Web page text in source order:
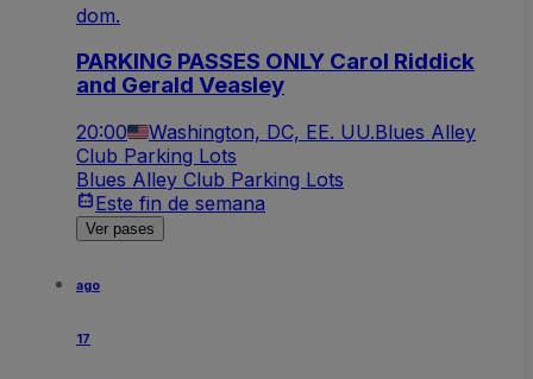
dom.
PARKING PASSES ONLY Carol Riddick
and Gerald Veasley
20:00 Washington, DC, EE. UU.Blues Alley
Club Parking Lots
Blues Alley Club Parking Lots
Este fin de semana
Ver pases
ago
17